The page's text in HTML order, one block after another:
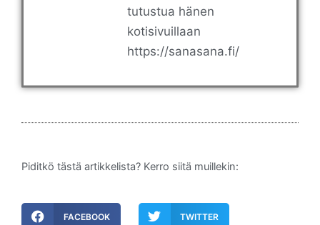
tutustua hänen
kotisivuillaan
https://sanasana.fi/
Piditkö tästä artikkelista? Kerro siitä muillekin:
FACEBOOK TWITTER